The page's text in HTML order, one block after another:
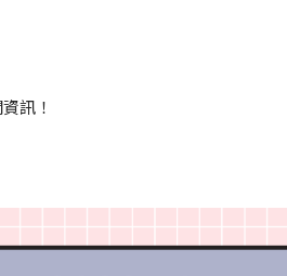
訊！